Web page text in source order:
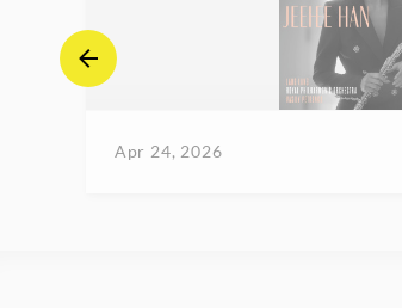
Apr 24, 2026